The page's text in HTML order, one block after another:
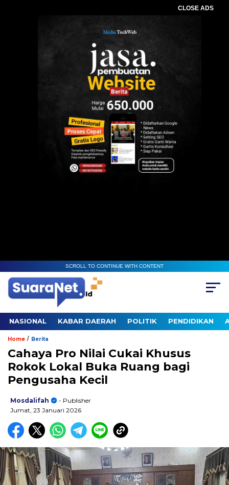
CLOSE ADS
SCROLL TO CONTINUE WITH CONTENT
NASIONAL KABAR DAERAH POLITIK PENDIDIKAN
Home / Berita
Cahaya Pro Nilai Cukai Khusus
Rokok Lokal Buka Ruang bagi
Pengusaha Kecil
Mosdalifah
- Publisher
Jumat, 23 Januari 2026